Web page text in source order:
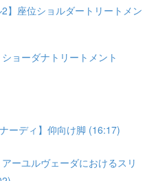
2】座位ショルダートリートメン
ョーダナトリートメント
ーディ】仰向け脚 (16:17)
ーユルヴェーダにおけるスリ